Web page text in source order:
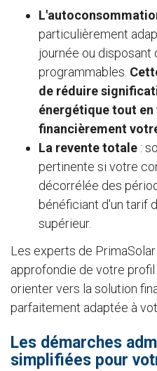
particulièrement
journée ou disposant
programmables.
de réduire
énergétique tout
financièrement
La revente totale :
pertinente si votre
décorrélée des
bénéficiant d'un tarif
supérieur.
Les experts de
approfondie de votre
orienter vers la solution
parfaitement adaptée à
Les démarches
simplifiées pour